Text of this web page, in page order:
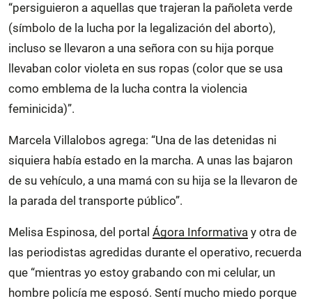
“persiguieron a aquellas que trajeran la pañoleta verde
(símbolo de la lucha por la legalización del aborto),
incluso se llevaron a una señora con su hija porque
llevaban color violeta en sus ropas (color que se usa
como emblema de la lucha contra la violencia
feminicida)”.
Marcela Villalobos agrega: “Una de las detenidas ni
siquiera había estado en la marcha. A unas las bajaron
de su vehículo, a una mamá con su hija se la llevaron de
la parada del transporte público”.
Melisa Espinosa, del portal Ágora Informativa y otra de
las periodistas agredidas durante el operativo, recuerda
que “mientras yo estoy grabando con mi celular, un
hombre policía me esposó. Sentí mucho miedo porque